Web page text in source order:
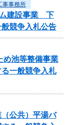
事事務所
ム建設事業 下
競争入札公告
め池等整備事業
一般競争入札
（公共）平湯バ